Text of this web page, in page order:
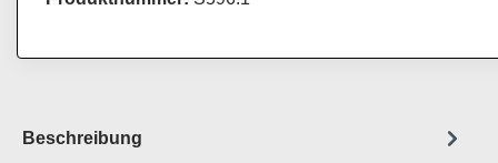
Beschreibung